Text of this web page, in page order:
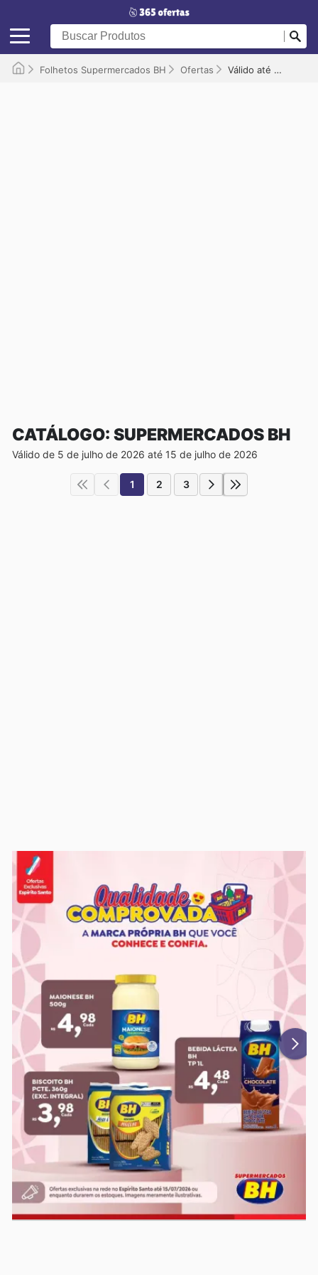
Folhetos Supermercados BH Ofertas Válido até 15/07/2026
CATÁLOGO: SUPERMERCADOS BH
Válido de 5 de julho de 2026 até 15 de julho de 2026
1 2 3